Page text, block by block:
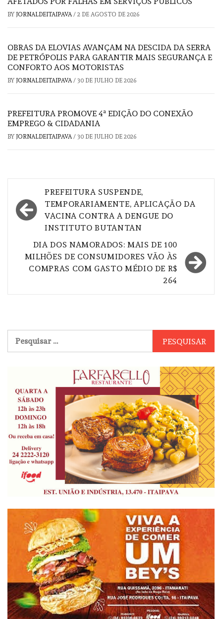
BY JORNALDEITAIPAVA/ 2 DE AGOSTO DE 2026
OBRAS DA ELOVIAS AVANÇAM NA DESCIDA DA SERRA
DE PETRÓPOLIS PARA GARANTIR MAIS SEGURANÇA E
CONFORTO AOS MOTORISTAS
BY JORNALDEITAIPAVA/ 30 DE JULHO DE 2026
PREFEITURA PROMOVE 4ª EDIÇÃO DO CONEXÃO
EMPREGO & CIDADANIA
BY JORNALDEITAIPAVA/ 30 DE JULHO DE 2026
Navegação
de
Post
PREFEITURA SUSPENDE,
TEMPORARIAMENTE, APLICAÇÃO DA
VACINA CONTRA A DENGUE DO
INSTITUTO BUTANTAN
DIA DOS NAMORADOS: MAIS DE 100
MILHÕES DE CONSUMIDORES VÃO ÀS
COMPRAS COM GASTO MÉDIO DE R$
264